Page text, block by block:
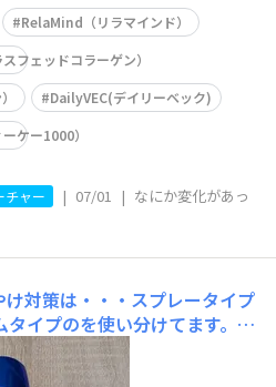
RelaMind（リラマインド）
フェッドコラーゲン）
DailyVEC(デイリーベック)
ケー1000）
チャー | 07/01 | なにか変化があっ
け対策は・・・スプレータイプ
イプのを使い分けてます。ス
いので写真ないですが😅仕上
いときにもスプレータイプを使